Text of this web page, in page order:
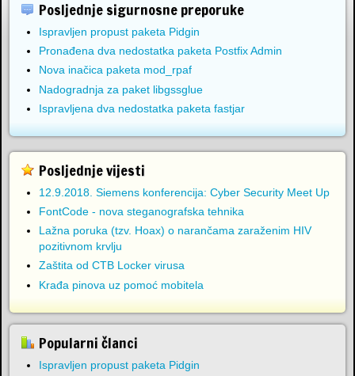
Posljednje sigurnosne preporuke
Ispravljen propust paketa Pidgin
Pronađena dva nedostatka paketa Postfix Admin
Nova inačica paketa mod_rpaf
Nadogradnja za paket libgssglue
Ispravljena dva nedostatka paketa fastjar
Posljednje vijesti
12.9.2018. Siemens konferencija: Cyber Security Meet Up
FontCode - nova steganografska tehnika
Lažna poruka (tzv. Hoax) o narančama zaraženim HIV
pozitivnom krvlju
Zaštita od CTB Locker virusa
Krađa pinova uz pomoć mobitela
Popularni članci
Ispravljen propust paketa Pidgin